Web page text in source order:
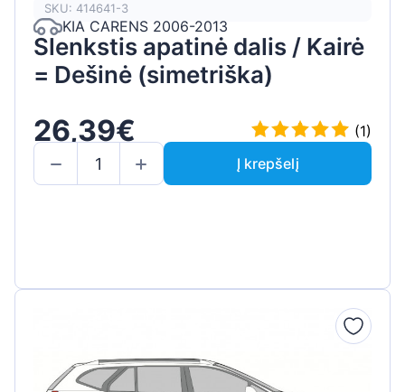
SKU: 414641-3
KIA CARENS 2006-2013
Slenkstis apatinė dalis / Kairė
= Dešinė (simetriška)
26,39€
(1)
Į krepšelį